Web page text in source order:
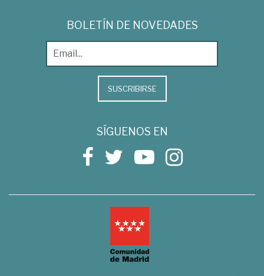
BOLETÍN DE NOVEDADES
SUSCRIBIRSE
SÍGUENOS EN